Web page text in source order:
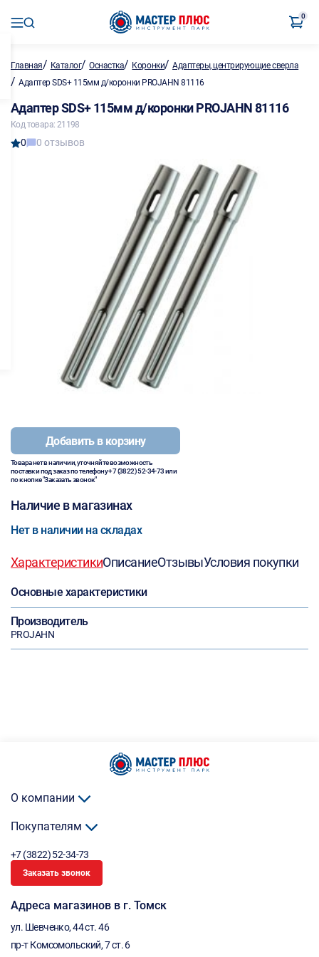
0
Главная/ Каталог/Оснастка/ Коронки/Адаптеры, центрирующие сверла
/ Адаптер SDS+ 115мм д/коронки PROJAHN 81116
Адаптер SDS+ 115мм д/коронки PROJAHN 81116
Код товара: 21198
0 0 отзывов
Добавить в корзину
Товара нет в наличии, уточняйте возможность
поставки под заказ по телефону+7 (3822) 52-34-73или
по кнопке "Заказать звонок"
Наличие в магазинах
Нет в наличии на складах
ХарактеристикиОписаниеОтзывыУсловия покупки
Основные характеристики
Производитель
PROJAHN
О компании
Покупателям
+7 (3822) 52-34-73
Заказать звонок
Адреса магазинов в г. Томск
ул. Шевченко, 44 ст. 46
пр-т Комсомольский, 7 ст. 6